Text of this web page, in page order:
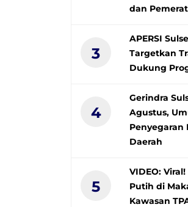
dan
3
APERSI
Targetkan
Dukung
4
Gerindra
Agustus,
Penyegaran
Daerah
5
VIDEO:
Putih di
Kawasan